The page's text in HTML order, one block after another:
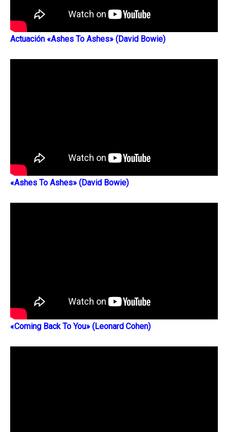
Actuación «Ashes To Ashes» (David Bowie)
«Ashes To Ashes» (David Bowie)
«Coming Back To You» (Leonard Cohen)